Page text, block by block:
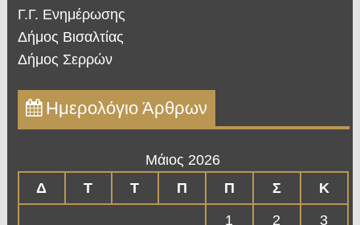
Γ.Γ. Ενημέρωσης
Δήμος Βισαλτίας
Δήμος Σερρών
Ημερολόγιο Άρθρων
Μάιος 2026
Δ
Τ Τ Π Π Σ
Κ
1
2
3